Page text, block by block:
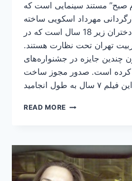
صبح” مستند سینمایی است که
به کارگردانی مهرداد اسکویی ساخته
شه و درباره دختران زیر 18 سال است که در
تهران تحت نظارت هستند.
چندین جایزه در جشنواره‌های
کرده است. صدور مجوز ساخت
READ MORE نمایش
دم
صبح”
ساخته
مهرداد